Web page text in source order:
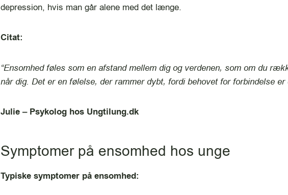
depression, hvis man går alene med det længe.
Citat:
“Ensomhed føles som en afstand mellem dig og verdenen, som om du
når dig. Det er en følelse, der rammer dybt, fordi behovet for forbindelse er
Julie – Psykolog hos Ungtilung.dk
Symptomer på ensomhed hos unge
Typiske symptomer på ensomhed: